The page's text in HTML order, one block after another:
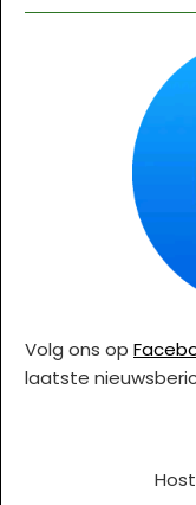
Volg ons op
laatste